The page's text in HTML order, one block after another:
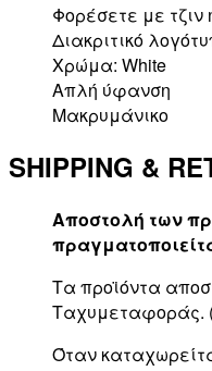
Φορέσετε με τζιν
Διακριτικό
Χρώμα: White
Απλή ύφανση
Μακρυμάνικο
SHIPPING &
Αποστολή των
Τα προϊόντα
Ταχυμεταφοράς.
Όταν